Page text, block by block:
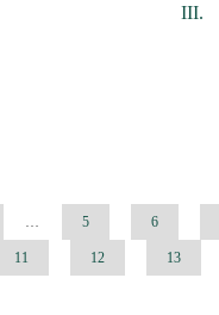
III.
Oldal
5 Oldal
6
Oldal
11 Oldal
12 Oldal
13